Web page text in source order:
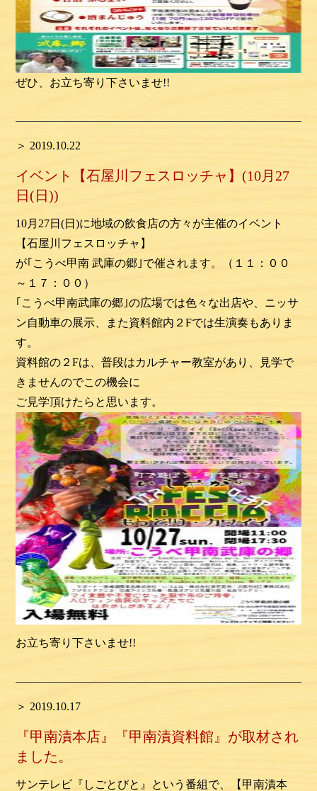
ぜひ、お立ち寄り下さいませ!!
＞ 2019.10.22
イベント【石屋川フェスロッチャ】(10月27
日(日))
10月27日(日)に地域の飲食店の方々が主催のイベント
【石屋川フェスロッチャ】
が｢こうべ甲南 武庫の郷｣で催されます。（１１：００
～１７：００）
｢こうべ甲南武庫の郷｣の広場では色々な出店や、ニッサ
ン自動車の展示、また資料館内２Fでは生演奏もありま
す。
資料館の２Fは、普段はカルチャー教室があり、見学で
きませんのでこの機会に
ご見学頂けたらと思います。
お立ち寄り下さいませ!!
＞ 2019.10.17
『甲南漬本店』『甲南漬資料館』が取材され
ました。
サンテレビ『しごとびと』という番組で、【甲南漬本